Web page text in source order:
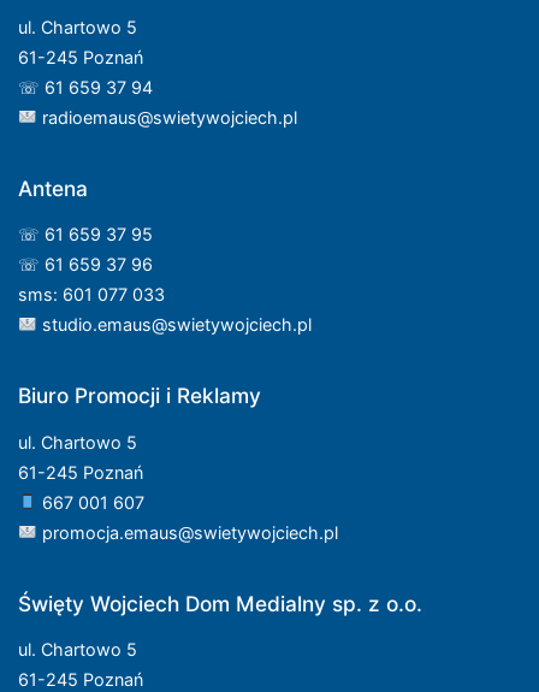
ul. Chartowo 5
61-245 Poznań
☏ 61 659 37 94
radioemaus@swietywojciech.pl
Antena
☏ 61 659 37 95
☏ 61 659 37 96
sms: 601 077 033
studio.emaus@swietywojciech.pl
Biuro Promocji i Reklamy
ul. Chartowo 5
61-245 Poznań
667 001 607
promocja.emaus@swietywojciech.pl
Święty Wojciech Dom Medialny sp. z o.o.
ul. Chartowo 5
61-245 Poznań